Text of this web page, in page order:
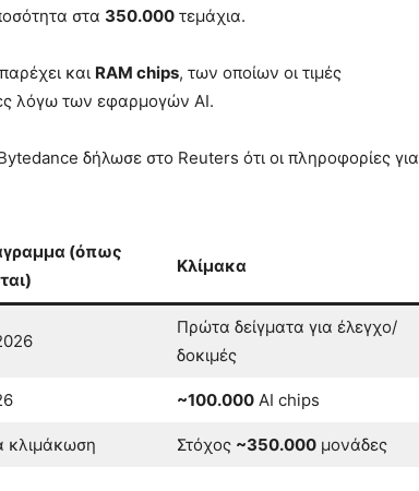
στα 350.000 τεμάχια.
και RAM chips, των οποίων οι τιμές
λόγω των εφαρμογών AI.
δήλωσε στο Reuters ότι οι πληροφορίες για
(όπως
Κλίμακα
Πρώτα δείγματα για έλεγχο/
δοκιμές
~100.000AI chips
κλιμάκωση Στόχος ~350.000μονάδες